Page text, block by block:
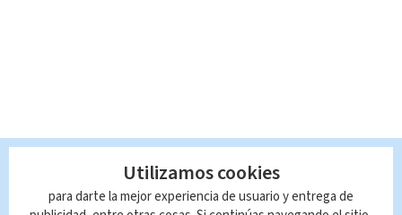
Utilizamos cookies
para darte la mejor experiencia de usuario y entrega de